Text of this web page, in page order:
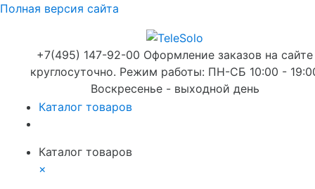
Полная версия сайта
+7(495) 147-92-00 Оформление заказов на сайте
круглосуточно. Режим работы: ПН-СБ 10:00 -
Воскресенье - выходной день
Каталог товаров
Каталог товаров
×